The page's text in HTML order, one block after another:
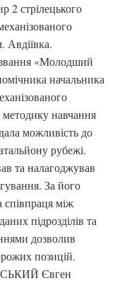
2 стрілецького
Авдіївка.
«Молодший
начальника
методику навчання
можливість до
рубежі.
та налагоджував
За його
співпраця між
підрозділів та
дозволив
позицій.
Євген